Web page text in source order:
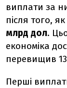
виплати за
після того,
млрд дол.
економіка
перевищив
Перші